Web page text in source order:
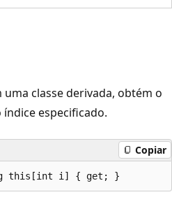
classe derivada, obtém o
especificado.
Copiar
this[int i] { get; }